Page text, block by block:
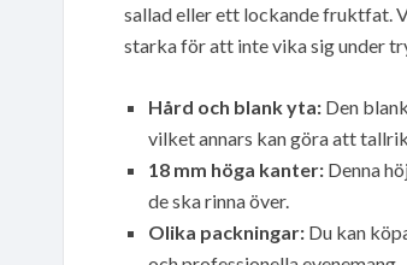
sallad eller ett lockande fruktfat.
starka för att inte vika sig under
Hård och blank yta: Den
vilket annars kan göra att
18 mm höga kanter: Denna
de ska rinna över.
Olika packningar: Du kan